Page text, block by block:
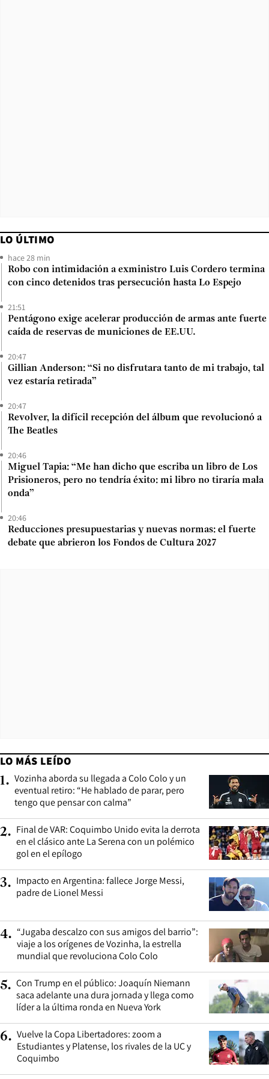
LO ÚLTIMO
hace 28 min
Robo con intimidación a exministro Luis Cordero termina
con cinco detenidos tras persecución hasta Lo Espejo
21:51
Pentágono exige acelerar producción de armas ante fuerte
caída de reservas de municiones de EE.UU.
20:47
Gillian Anderson: “Si no disfrutara tanto de mi trabajo, tal
vez estaría retirada”
20:47
Revolver, la difícil recepción del álbum que revolucionó a
The Beatles
20:46
Miguel Tapia: “Me han dicho que escriba un libro de Los
Prisioneros, pero no tendría éxito: mi libro no tiraría mala
onda”
20:46
Reducciones presupuestarias y nuevas normas: el fuerte
debate que abrieron los Fondos de Cultura 2027
LO MÁS LEÍDO
1. Vozinha aborda su llegada a Colo Colo y un
eventual retiro: “He hablado de parar, pero
tengo que pensar con calma”
2. Final de VAR: Coquimbo Unido evita la derrota
en el clásico ante La Serena con un polémico
gol en el epílogo
3. Impacto en Argentina: fallece Jorge Messi,
padre de Lionel Messi
4. “Jugaba descalzo con sus amigos del barrio”:
viaje a los orígenes de Vozinha, la estrella
mundial que revoluciona Colo Colo
5. Con Trump en el público: Joaquín Niemann
saca adelante una dura jornada y llega como
líder a la última ronda en Nueva York
6. Vuelve la Copa Libertadores: zoom a
Estudiantes y Platense, los rivales de la UC y
Coquimbo